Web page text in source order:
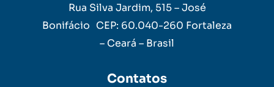
Rua Silva Jardim, 515 – José
Bonifácio CEP: 60.040-260 Fortaleza
– Ceará – Brasil
Contatos